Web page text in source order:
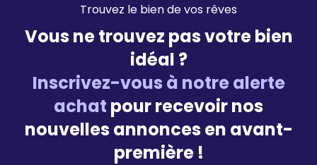
Trouvez le bien de vos rêves
Vous ne trouvez pas votre bien
idéal ?
Inscrivez-vous à notre alerte
achat pour recevoir nos
nouvelles annonces en avant-
première !